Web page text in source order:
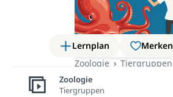
Lernplan Merken
Zoologie
Tiergruppen
Tierarten
Zoologie
Tiergruppen